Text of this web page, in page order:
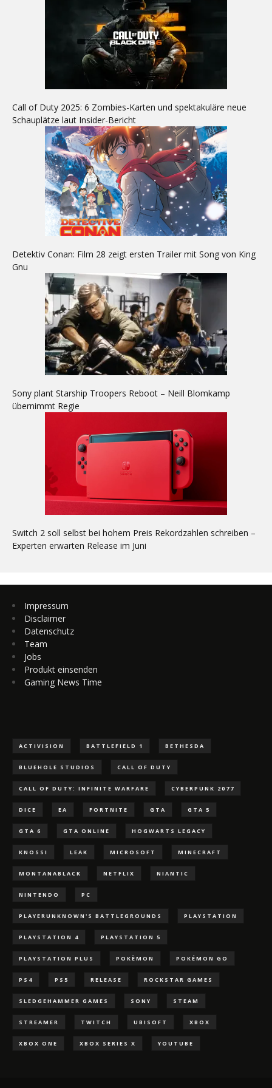
Call of Duty 2025: 6 Zombies-Karten und spektakuläre neue
Schauplätze laut Insider-Bericht
Detektiv Conan: Film 28 zeigt ersten Trailer mit Song von King
Gnu
Sony plant Starship Troopers Reboot – Neill Blomkamp
übernimmt Regie
Switch 2 soll selbst bei hohem Preis Rekordzahlen schreiben –
Experten erwarten Release im Juni
Impressum
Disclaimer
Datenschutz
Team
Jobs
Produkt einsenden
Gaming News Time
ACTIVISION BATTLEFIELD 1 BETHESDA
BLUEHOLE STUDIOS CALL OF DUTY
CALL OF DUTY: INFINITE WARFARE CYBERPUNK 2077
DICE EA FORTNITE GTA GTA 5
GTA 6 GTA ONLINE HOGWARTS LEGACY
KNOSSI LEAK MICROSOFT MINECRAFT
MONTANABLACK NETFLIX NIANTIC
NINTENDO PC
PLAYERUNKNOWN'S BATTLEGROUNDS PLAYSTATION
PLAYSTATION 4 PLAYSTATION 5
PLAYSTATION PLUS POKÈMON POKÉMON GO
PS4 PS5 RELEASE ROCKSTAR GAMES
SLEDGEHAMMER GAMES SONY STEAM
STREAMER TWITCH UBISOFT XBOX
XBOX ONE XBOX SERIES X YOUTUBE